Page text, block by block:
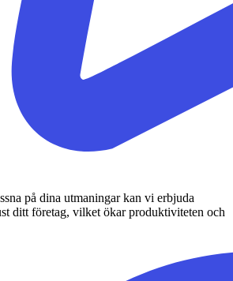
på dina utmaningar kan vi erbjuda
ditt företag, vilket ökar produktiviteten och